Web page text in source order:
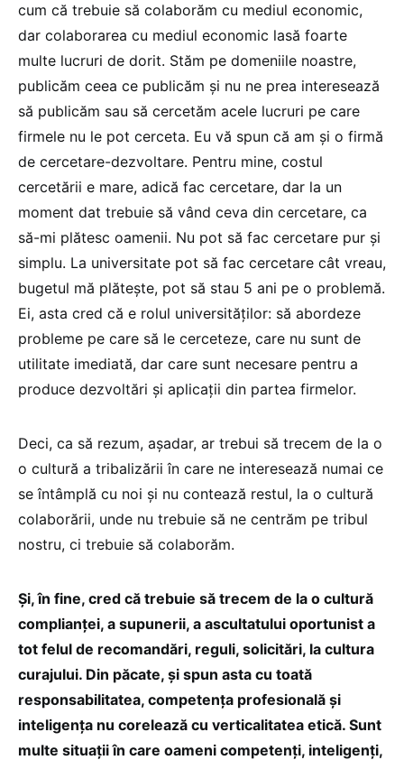
cum că trebuie să colaborăm cu mediul economic,
dar colaborarea cu mediul economic lasă foarte
multe lucruri de dorit. Stăm pe domeniile noastre,
publicăm ceea ce publicăm și nu ne prea interesează
să publicăm sau să cercetăm acele lucruri pe care
firmele nu le pot cerceta. Eu vă spun că am și o firmă
de cercetare-dezvoltare. Pentru mine, costul
cercetării e mare, adică fac cercetare, dar la un
moment dat trebuie să vând ceva din cercetare, ca
să-mi plătesc oamenii. Nu pot să fac cercetare pur și
simplu. La universitate pot să fac cercetare cât vreau,
bugetul mă plătește, pot să stau 5 ani pe o problemă.
Ei, asta cred că e rolul universităților: să abordeze
probleme pe care să le cerceteze, care nu sunt de
utilitate imediată, dar care sunt necesare pentru a
produce dezvoltări și aplicații din partea firmelor.
Deci, ca să rezum, așadar, ar trebui să trecem de la o
o cultură a tribalizării în care ne interesează numai ce
se întâmplă cu noi și nu contează restul, la o cultură
colaborării, unde nu trebuie să ne centrăm pe tribul
nostru, ci trebuie să colaborăm.
Și, în fine, cred că trebuie să trecem de la o cultură
complianței, a supunerii, a ascultatului oportunist a
tot felul de recomandări, reguli, solicitări, la cultura
curajului. Din păcate, și spun asta cu toată
responsabilitatea, competența profesională și
inteligența nu corelează cu verticalitatea etică. Sunt
multe situații în care oameni competenți, inteligenți,